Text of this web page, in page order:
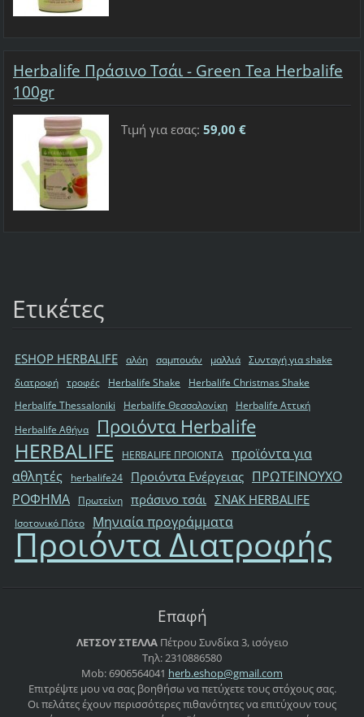
Herbalife Πράσινο Τσάι - Green Tea Herbalife
100gr
Τιμή για εσας: 59,00 €
Ετικέτες
ESHOP HERBALIFE αλόη σαμπουάν μαλλιά Συνταγή για shake
διατροφή τροφές Herbalife Shake
Herbalife Christmas Shake
Herbalife Thessaloniki
Herbalife Θεσσαλονίκη
Herbalife Αττική
Herbalife Αθήνα
Προιόντα Herbalife
HERBALIFE HERBALIFE ΠΡΟΙΟΝΤΑ προϊόντα για
αθλητές
herbalife24 Προιόντα Ενέργειας ΠΡΩΤΕΙΝΟΥΧΟ
ΡΟΦΗΜΑ
Πρωτείνη πράσινο τσάι ΣΝΑΚ HERBALIFE
Ισοτονικό Πότο Μηνιαία προγράμματα
Προιόντα Διατροφής
Επαφή
ΛΕΤΣΟΥ ΣΤΕΛΛΑ Πέτρου Συνδίκα 3, ισόγειο
Τηλ: 2310886580
Mob: 6906564041 herb.eshop@gmail.com
Επιτρέψτε μου να σας βοηθήσω να πετύχετε τους στόχους σας.
Οι πελάτες έχουν περισσότερες πιθανότητες να επιτύχουν τους